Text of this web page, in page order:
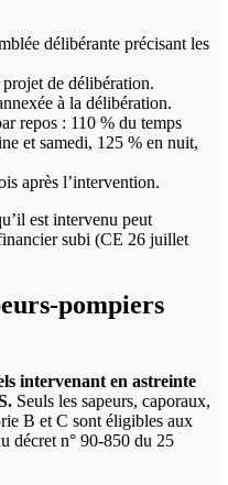
délibérante précisant les
projet de délibération.
à la délibération.
repos : 110 % du temps
et samedi, 125 % en nuit,
après l’intervention.
est intervenu peut
subi (CE 26 juillet
pompiers
intervenant en astreinte
Seuls les sapeurs, caporaux,
B et C sont éligibles aux
décret n° 90-850 du 25